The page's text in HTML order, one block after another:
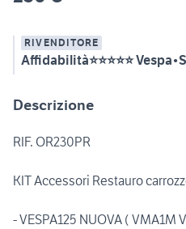
RIVENDITORE
Affidabilità⭐⭐⭐⭐⭐
Descrizione
RIF. OR230PR
KIT Accessori Restauro
- VESPA125 NUOVA ( VMA1M